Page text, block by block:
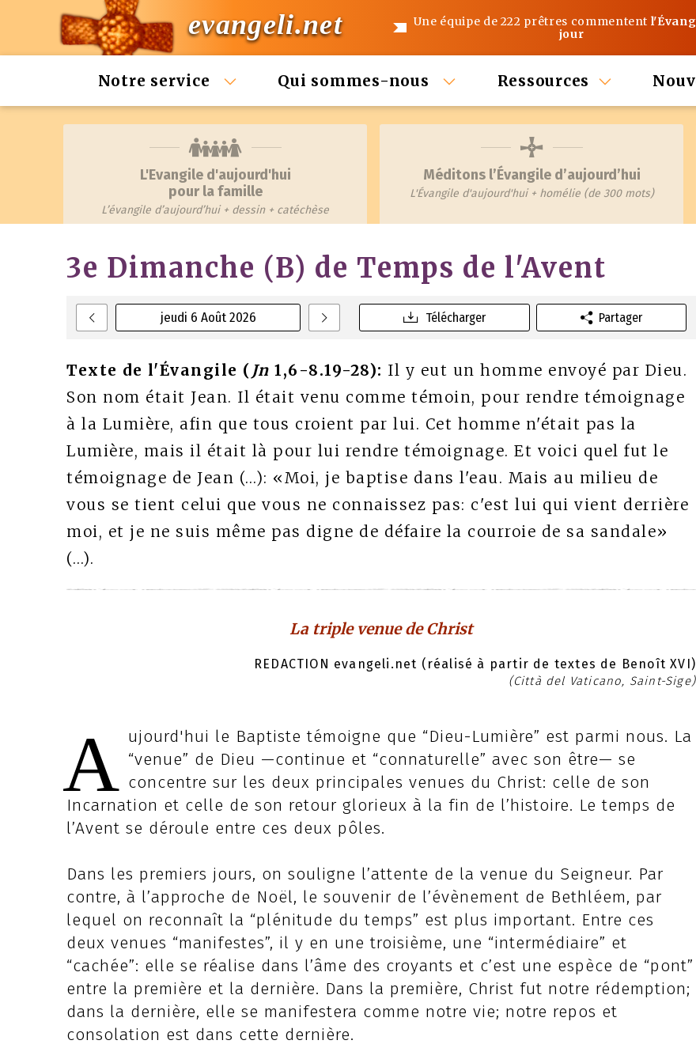
evangeli.net Une équipe de 222 prêtres commentent
jour
Notre service Qui sommes-nous Ressources
L'Evangile d'aujourd'hui
pour la famille
L’évangile d’aujourd’hui + dessin + catéchèse
Méditons l’Évangile d’aujourd’hui
L'Évangile d'aujourd'hui + homélie (de 300 mots)
jeudi 6 Août 2026
3e Dimanche (B) de Temps de l'Avent
Télécharger Partager
Texte de l'Évangile ( Jn 1,6-8.19-28): Il y eut un homme envoyé par Dieu.
Son nom était Jean. Il était venu comme témoin, pour rendre témoignage
à la Lumière, afin que tous croient par lui. Cet homme n'était pas la
Lumière, mais il était là pour lui rendre témoignage. Et voici quel fut le
témoignage de Jean (…): «Moi, je baptise dans l'eau. Mais au milieu de
vous se tient celui que vous ne connaissez pas: c'est lui qui vient derrière
moi, et je ne suis même pas digne de défaire la courroie de sa sandale»
(…).
La triple venue de Christ
REDACTION evangeli.net (réalisé à partir de textes de Benoît XVI)
(Città del Vaticano, Saint-Sige)
A ujourd'hui le Baptiste témoigne que “Dieu-Lumière” est parmi nous. La
“venue” de Dieu —continue et “connaturelle” avec son être— se
concentre sur les deux principales venues du Christ: celle de son
Incarnation et celle de son retour glorieux à la fin de l’histoire. Le temps de
l’Avent se déroule entre ces deux pôles.
Dans les premiers jours, on souligne l’attente de la venue du Seigneur. Par
contre, à l’approche de Noël, le souvenir de l’évènement de Bethléem, par
lequel on reconnaît la “plénitude du temps” est plus important. Entre ces
deux venues “manifestes”, il y en une troisième, une “intermédiaire” et
“cachée”: elle se réalise dans l’âme des croyants et c’est une espèce de “pont”
entre la première et la dernière. Dans la première, Christ fut notre rédemption;
dans la dernière, elle se manifestera comme notre vie; notre repos et
consolation est dans cette dernière.